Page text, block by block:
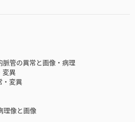
管の異常と画像・病理
異
変異
像と画像